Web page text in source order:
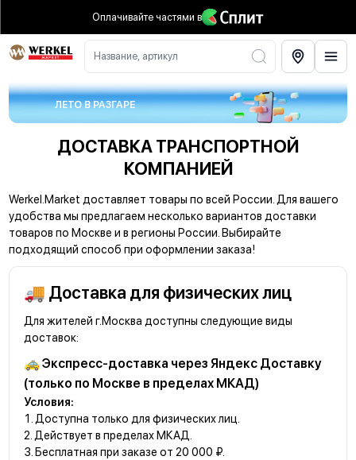
Оплачивайте частями в
Название, артикул
ЛЕТО В РАЗГАРЕ
ДОСТАВКА ТРАНСПОРТНОЙ
КОМПАНИЕЙ
Werkel.Market доставляет товары по всей России. Для вашего
удобства мы предлагаем несколько вариантов доставки
товаров по Москве и в регионы России. Выбирайте
подходящий способ при оформлении заказа!
🚚 Доставка для физических лиц
Для жителей г.Москва доступны следующие виды
доставок:
🚕 Экспресс-доставка через Яндекс Доставку
(только по Москве в пределах МКАД)
Условия:
Доступна только для физических лиц.
Действует в пределах МКАД.
Бесплатная при заказе от 20 000 ₽.